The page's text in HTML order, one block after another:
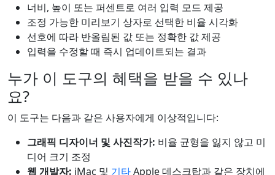
너비, 높이 또는 퍼센트로 여러 입력 모드 제공
조정 가능한 미리보기 상자로 선택한 비율 시각화
선호에 따라 반올림된 값 또는 정확한 값 제공
입력을 수정할 때 즉시 업데이트되는 결과
누가 이 도구의 혜택을 받을 수 있나
요?
이 도구는 다음과 같은 사용자에게 이상적입니다:
그래픽 디자이너 및 사진작가: 비율 균형을 잃지 않고 미
디어 크기 조정
웹 개발자: iMac 및 기타Apple 데스크탑과 같은 장치에